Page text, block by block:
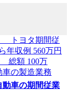
動車の期間従業